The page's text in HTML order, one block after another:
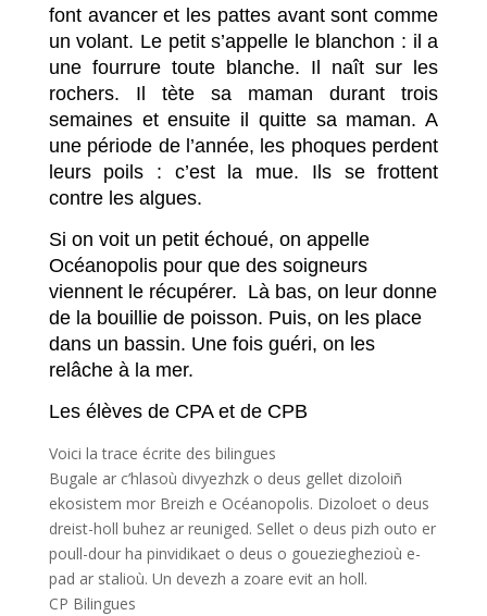
font avancer et les pattes avant sont comme
un volant. Le petit s’appelle le blanchon : il a
une fourrure toute blanche. Il naît sur les
rochers. Il tète sa maman durant trois
semaines et ensuite il quitte sa maman. A
une période de l’année, les phoques perdent
leurs poils : c’est la mue. Ils se frottent
contre les algues.
Si on voit un petit échoué, on appelle
Océanopolis pour que des soigneurs
viennent le récupérer. Là bas, on leur donne
de la bouillie de poisson. Puis, on les place
dans un bassin. Une fois guéri, on les
relâche à la mer.
Les élèves de CPA et de CPB
Voici la trace écrite des bilingues
Bugale ar c’hlasoù divyezhzk o deus gellet dizoloiñ
ekosistem mor Breizh e Océanopolis. Dizoloet o deus
dreist-holl buhez ar reuniged. Sellet o deus pizh outo er
poull-dour ha pinvidikaet o deus o gouezieghezioù e-
pad ar stalioù. Un devezh a zoare evit an holl.
CP Bilingues